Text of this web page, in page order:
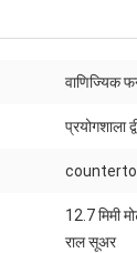
वाणिज्यिक
प्रयोगशाला
12.7 मिमी
राल सूअर